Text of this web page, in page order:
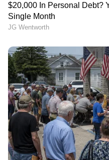
4
7
Image Credit :Google
ഹ്യുണ്ടായി എക്സ്റ്റർ
83 കുതിരശക്തി
പെട്രോൾ